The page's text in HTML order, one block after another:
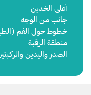
أعلى الخدين
جانب من الوجه
خطوط حول الفم
منطقة الرقبة
الصدر واليدين